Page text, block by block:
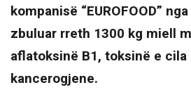
kompanisë “EUROFOOD”
zbuluar rreth 1300 kg miell
aflatoksinë B1, toksinë e cila
kancerogjene.